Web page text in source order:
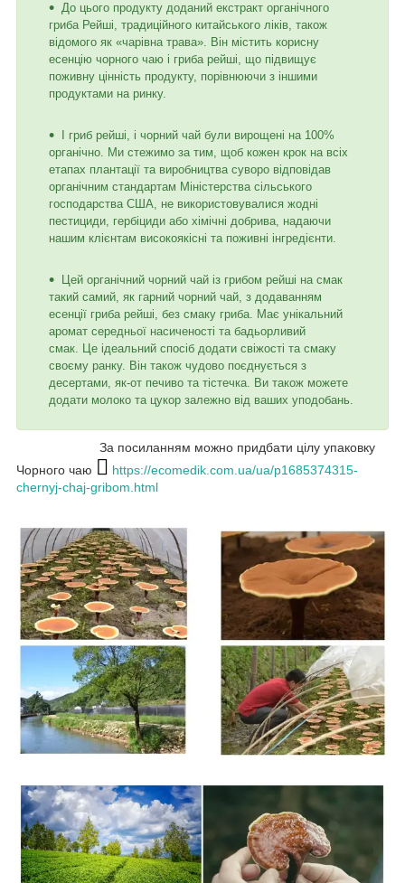
До цього продукту доданий екстракт органічного
гриба Рейші, традиційного китайського ліків, також
відомого як «чарівна трава». Він містить корисну
есенцію чорного чаю і гриба рейші, що підвищує
поживну цінність продукту, порівнюючи з іншими
продуктами на ринку.
І гриб рейші, і чорний чай були вирощені на 100%
органічно. Ми стежимо за тим, щоб кожен крок на всіх
етапах плантації та виробництва суворо відповідав
органічним стандартам Міністерства сільського
господарства США, не використовувалися жодні
пестициди, гербіциди або хімічні добрива, надаючи
нашим клієнтам високоякісні та поживні інгредієнти.
Цей органічний чорний чай із грибом рейші на смак
такий самий, як гарний чорний чай, з додаванням
есенції гриба рейші, без смаку гриба. Має унікальний
аромат середньої насиченості та бадьорливий
смак. Це ідеальний спосіб додати свіжості та смаку
своєму ранку. Він також чудово поєднується з
десертами, як-от печиво та тістечка. Ви також можете
додати молоко та цукор залежно від ваших уподобань.
За посиланням можно придбати цілу упаковку
Чорного чаю
https://ecomedik.com.ua/ua/p1685374315-
chernyj-chaj-gribom.html